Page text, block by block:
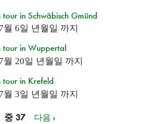
in Schwäbisch Gmünd
월 6일 년월일 까지
tour in Wuppertal
월 20일 년월일 까지
tour in Krefeld
월 3일 년월일 까지
중 37 다음 ›